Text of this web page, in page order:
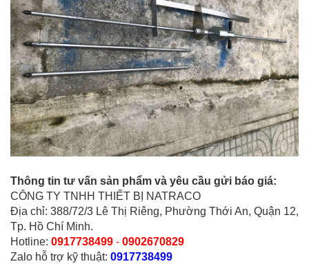
Thông tin tư vấn sản phẩm và yêu cầu gửi báo giá:
CÔNG TY TNHH THIẾT BỊ NATRACO
Địa chỉ: 388/72/3 Lê Thị Riêng, Phường Thới An, Quận 12,
Tp. Hồ Chí Minh.
Hotline: 0917738499 - 0902670829
Zalo hỗ trợ kỹ thuật: 0917738499